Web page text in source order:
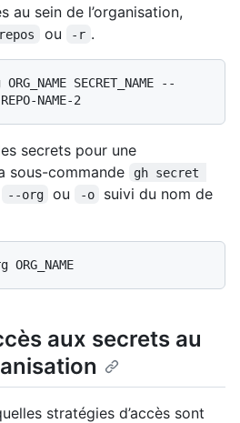
au sein de l’organisation,
ou -r .
SECRET_NAME --
secrets pour une
sous-commande
gh secret
--org ou -o
suivi du nom de
aux secrets au
stratégies d’accès sont